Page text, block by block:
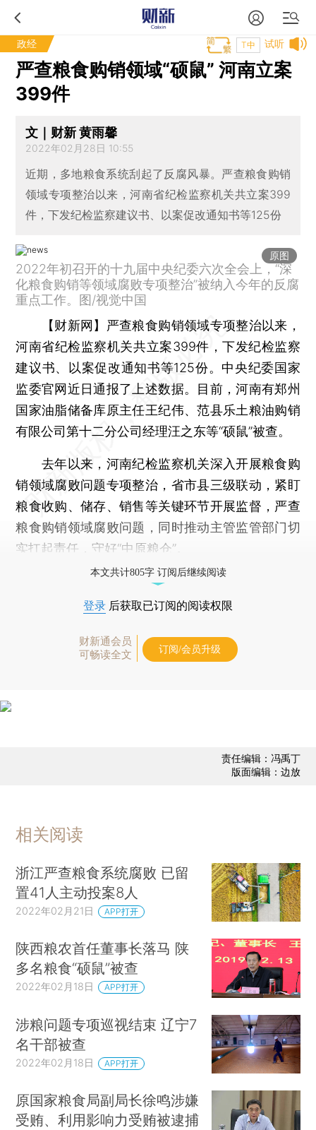
政经 试听
T中
严查粮食购销领域“硕鼠” 河南立案
399件
文｜财新 黄雨馨
2022年02月28日 10:55
近期，多地粮食系统刮起了反腐风暴。严查粮食购销
领域专项整治以来，河南省纪检监察机关共立案399
件，下发纪检监察建议书、以案促改通知书等125份
原图
2022年初召开的十九届中央纪委六次全会上，“深
化粮食购销等领域腐败专项整治”被纳入今年的反腐
重点工作。图/视觉中国
【财新网】 严查粮食购销领域专项整治以来，
河南省纪检监察机关共立案399件，下发纪检监察
建议书、以案促改通知书等125份。中央纪委国家
监委官网近日通报了上述数据。目前，河南有郑州
国家油脂储备库原主任王纪伟、范县乐土粮油购销
有限公司第十二分公司经理汪之东等“硕鼠”被查。
去年以来，河南纪检监察机关深入开展粮食购
销领域腐败问题专项整治，省市县三级联动，紧盯
粮食收购、储存、销售等关键环节开展监督，严查
粮食购销领域腐败问题，同时推动主管监管部门切
实扛起责任，守好“中原粮仓”。
本文共计805字 订阅后继续阅读
登录 后获取已订阅的阅读权限
财新通会员
可畅读全文
订阅/会员升级
责任编辑：冯禹丁
版面编辑：边放
相关阅读
浙江严查粮食系统腐败 已留
置41人主动投案8人
2022年02月21日 APP打开
陕西粮农首任董事长落马 陕
多名粮食“硕鼠”被查
2022年02月18日 APP打开
涉粮问题专项巡视结束 辽宁7
名干部被查
2022年02月18日 APP打开
原国家粮食局副局长徐鸣涉嫌
受贿、利用影响力受贿被逮捕